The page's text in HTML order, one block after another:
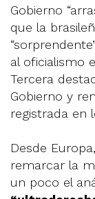
Gobierno
que la
al oficialismo
Tercera
Gobierno y
registrada en
Desde
remarcar la
un poco el